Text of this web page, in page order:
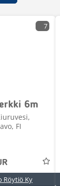
7
6m
FI
Röytiö Ky